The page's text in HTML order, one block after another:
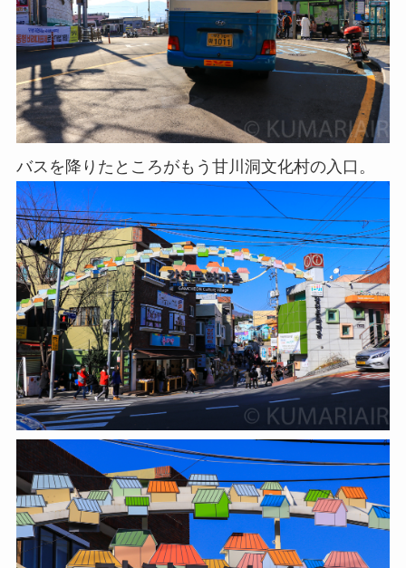
バスを降りたところがもう甘川洞文化村の入口。